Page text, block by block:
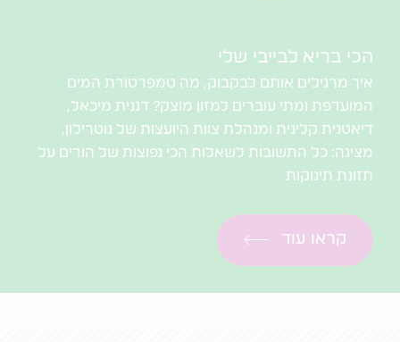
הכי בריא לבייבי שלי
איך מרגילים אותם לבקבוק, מה טמפרטורת המים
המועדפת ומתי עוברים למזון מוצק? דגנית מיכאל,
דיאטנית קלינית ומנהלת צוות היועצות של נוטרילון,
מציגה: כל התשובות לשאלות הכי נפוצות של הורים על
תזונת תינוקות
קראו עוד